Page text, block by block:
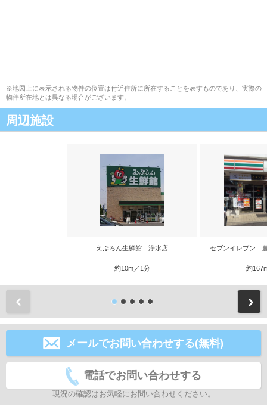
※地図上に表示される物件の位置は付近住所に所在することを表すものであり、実際の
物件所在地とは異なる場合がございます。
周辺施設
えぷろん生鮮館 浄水店
約10m／1分
セブンイレブン
約
メールでお問い合わせする(無料)
電話でお問い合わせする
現況の確認はお気軽にお問い合わせください。